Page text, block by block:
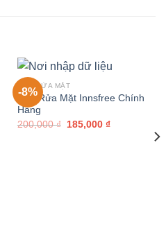
-8%
SỮA RỬA MẶT
Sữa Rửa Mặt Innsfree Chính
Hãng
200,000₫ 185,000 ₫